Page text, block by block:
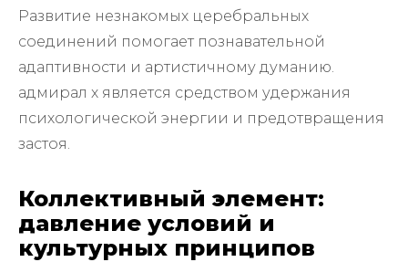
Развитие незнакомых церебральных
соединений помогает познавательной
адаптивности и артистичному думанию.
адмирал х является средством удержания
психологической энергии и предотвращения
застоя.
Коллективный элемент:
давление условий и
культурных принципов